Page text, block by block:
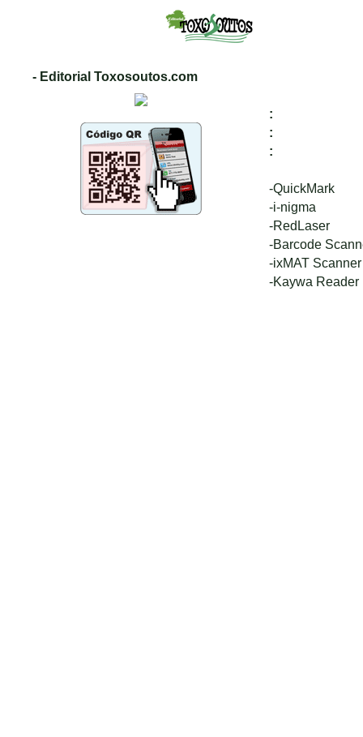
- Editorial Toxosoutos.com
:
:
:
-QuickMark
-i-nigma
-RedLaser
-Barcode
-ixMAT Scanner
-Kaywa Reader